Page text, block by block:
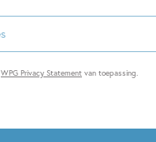
WPG Privacy Statement van toepassing.